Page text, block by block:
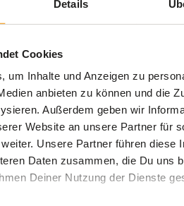
Details
Cookies
um Inhalte und Anzeigen zu
anbieten zu können und die
Außerdem geben wir
Website an unsere Partner für
Unsere Partner führen diese
Daten zusammen, die Du uns
Deiner Nutzung der Dienste
timelapse 0 Std. 20 Min.
Bewertungen